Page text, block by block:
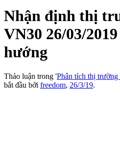
Nhận định thị
VN30 26/03/
hướng
Thảo luận trong 'Phân tích thị
bắt đầu bởi freedom, 26/3/19.